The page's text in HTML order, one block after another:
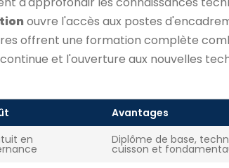
ouvre l'accès aux postes
offrent une formation complète
et l'ouverture aux nouvelles
Avantages
en Diplôme de base,
cuisson et